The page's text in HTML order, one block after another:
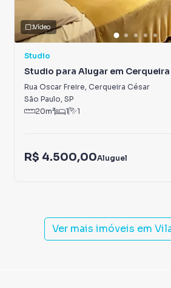
Vídeo
Studio
Studio para Alugar em Cerqueira
Rua Oscar Freire, Cerqueira César
São Paulo, SP
20m² 1 1
R$ 4.500,00Aluguel
Ver mais imóveis em